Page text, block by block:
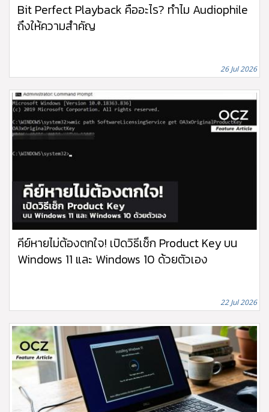
Bit Perfect Playback คืออะไร? ทำไม Audiophile
ถึงให้ความสำคัญ
26 Jul 2026
คีย์หายไม่ต้องตกใจ! เปิดวิธีเช็ก Product Key บน
Windows 11 และ Windows 10 ด้วยตัวเอง
22 Jul 2026